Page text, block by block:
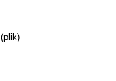
(plik)